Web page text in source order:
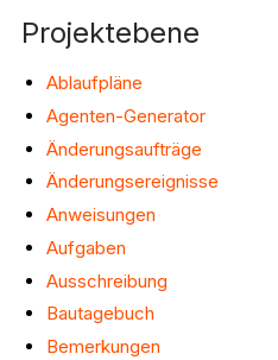
Projektebene
Ablaufpläne
Agenten-Generator
Änderungsaufträge
Änderungsereignisse
Anweisungen
Aufgaben
Ausschreibung
Bautagebuch
Bemerkungen